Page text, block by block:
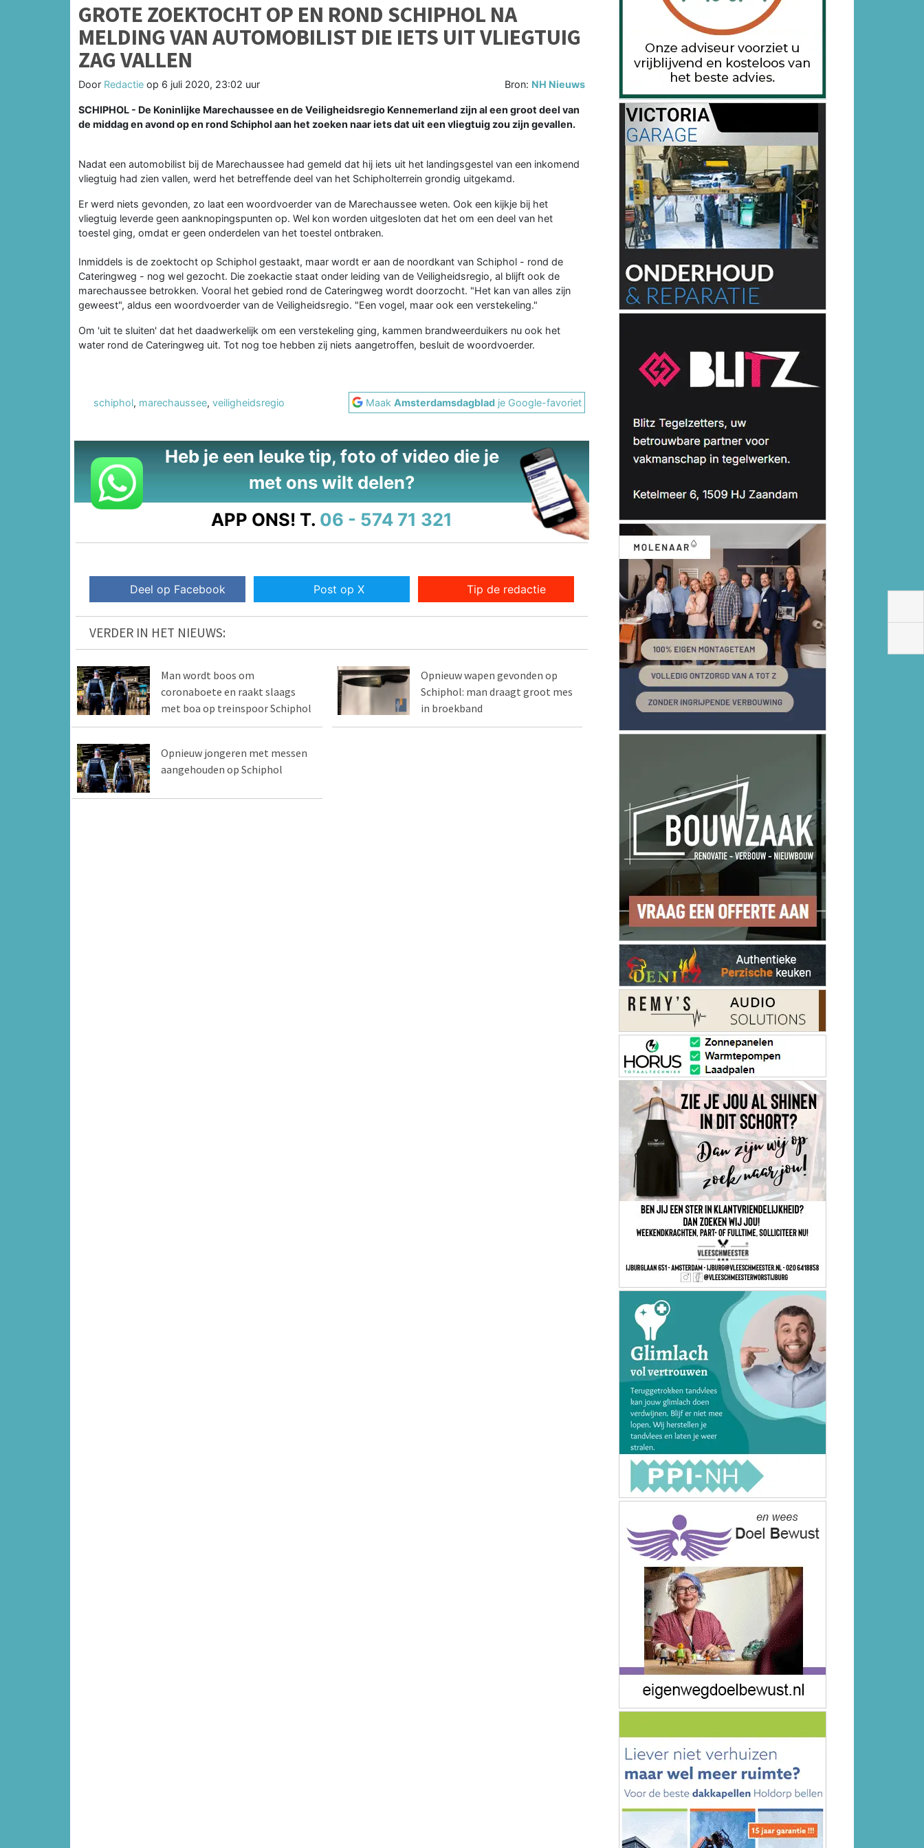
GROTE ZOEKTOCHT OP EN ROND SCHIPHOL NA
MELDING VAN AUTOMOBILIST DIE IETS UIT VLIEGTUIG
ZAG VALLEN
Door Redactie op 6 juli 2020, 23:02 uur Bron: NH Nieuws
SCHIPHOL - De Koninlijke Marechaussee en de Veiligheidsregio Kennemerland zijn al een groot deel van
de middag en avond op en rond Schiphol aan het zoeken naar iets dat uit een vliegtuig zou zijn gevallen.
Nadat een automobilist bij de Marechaussee had gemeld dat hij iets uit het landingsgestel van een inkomend
vliegtuig had zien vallen, werd het betreffende deel van het Schipholterrein grondig uitgekamd.
Er werd niets gevonden, zo laat een woordvoerder van de Marechaussee weten. Ook een kijkje bij het
vliegtuig leverde geen aanknopingspunten op. Wel kon worden uitgesloten dat het om een deel van het
toestel ging, omdat er geen onderdelen van het toestel ontbraken.
Inmiddels is de zoektocht op Schiphol gestaakt, maar wordt er aan de noordkant van Schiphol - rond de
Cateringweg - nog wel gezocht. Die zoekactie staat onder leiding van de Veiligheidsregio, al blijft ook de
marechaussee betrokken. Vooral het gebied rond de Cateringweg wordt doorzocht. "Het kan van alles zijn
geweest", aldus een woordvoerder van de Veiligheidsregio. "Een vogel, maar ook een verstekeling."
Om 'uit te sluiten' dat het daadwerkelijk om een verstekeling ging, kammen brandweerduikers nu ook het
water rond de Cateringweg uit. Tot nog toe hebben zij niets aangetroffen, besluit de woordvoerder.
schiphol, marechaussee, veiligheidsregio MaakAmsterdamsdagblad je Google-favoriet
Heb je een leuke tip, foto of video die je
met ons wilt delen?
APP ONS! T. 06 - 574 71 321
Deel op Facebook Post op X Tip de redactie
VERDER IN HET NIEUWS:
Man wordt boos om
coronaboete en raakt slaags
met boa op treinspoor Schiphol
Opnieuw wapen gevonden op
Schiphol: man draagt groot mes
in broekband
Opnieuw jongeren met messen
aangehouden op Schiphol